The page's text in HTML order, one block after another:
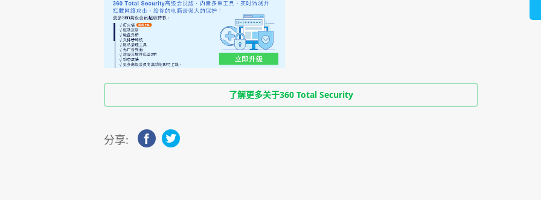
了解更多关于360 Total Security
分享: